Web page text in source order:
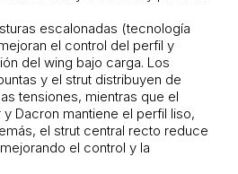
escalonadas (tecnología
el control del perfil y
del wing bajo carga. Los
y el strut distribuyen de
tensiones, mientras que el
Dacron mantiene el perfil liso,
el strut central recto reduce
el control y la